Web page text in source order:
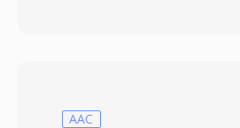
框架保留了来自电子节目指南（
AAC